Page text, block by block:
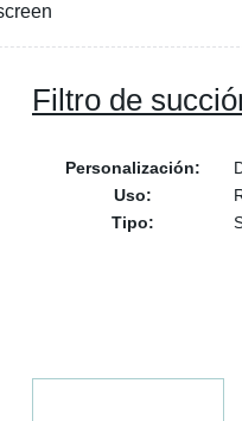
Filtro de
Personalización:
Uso:
Tipo: